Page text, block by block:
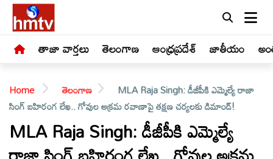
తాజా వార్తలు తెలంగాణ ఆంధ్రప్రదేశ్ జాతీయం
Home తెలంగాణ
MLA Raja Singh: డీజీపీకి ఎమ్మెల్యే రాజా
సింగ్ బహిరంగ లేఖ.. గోవుల అక్రమ రవాణాపై తక్షణ చర్యలకు డిమాండ్!
MLA Raja Singh: డీజీపీకి ఎమ్మెల్యే